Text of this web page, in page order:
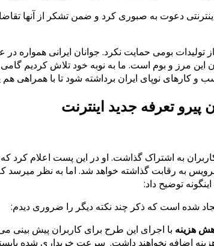
دعوت به صبوری کرد و ضمن تشکر از آنها
بومی حمایت نکرد. جوانان ایرانی همواره
این مرز و بوم است. ما به نوبه خود تلاش کردیم
و کارهای نوپای ایران برداشته شود تا با
پیرو تعرفه جدید اینترنت
شرکت فعال در ارائه سرویس به رقابت گذاشته خواهد شد. اما
توضیح داد:
شده است که ذکر چند نکته دیگر را ضروری دیدم:
هزینه با اجرای این طرح برای کاربران پیش
اضافه نخواهند داشت. سرعت خریداری شده بایستی